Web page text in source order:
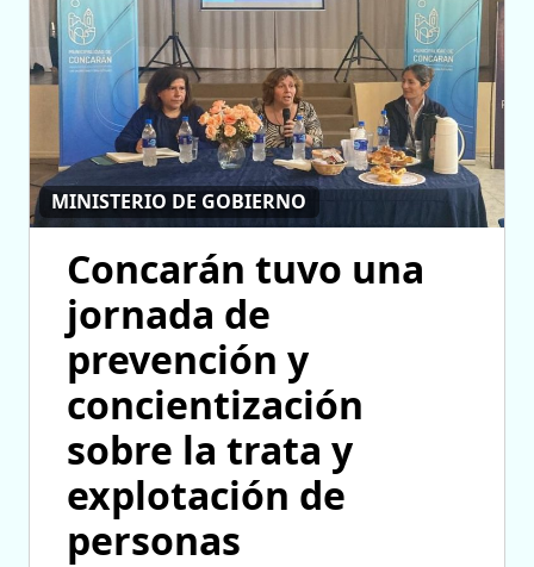
MINISTERIO DE GOBIERNO
Concarán tuvo una
jornada de
prevención y
concientización
sobre la trata y
explotación de
personas